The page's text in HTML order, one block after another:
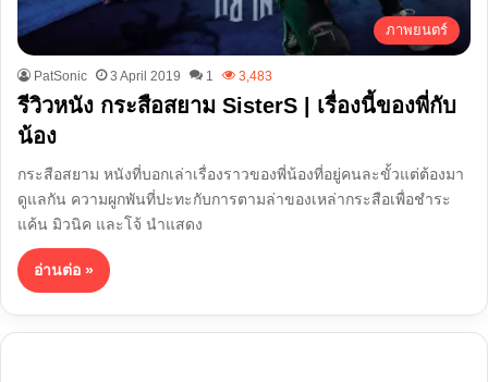
ภาพยนตร์
PatSonic 3 April 2019 1 3,483
รีวิวหนัง กระสือสยาม SisterS | เรื่องนี้ของพี่กับ
น้อง
กระสือสยาม หนังที่บอกเล่าเรื่องราวของพี่น้องที่อยู่คนละขั้วแต่ต้องมา
ดูแลกัน ความผูกพันที่ปะทะกับการตามล่าของเหล่ากระสือเพื่อชำระ
แค้น มิวนิค และโจ้ นำแสดง
อ่านต่อ »